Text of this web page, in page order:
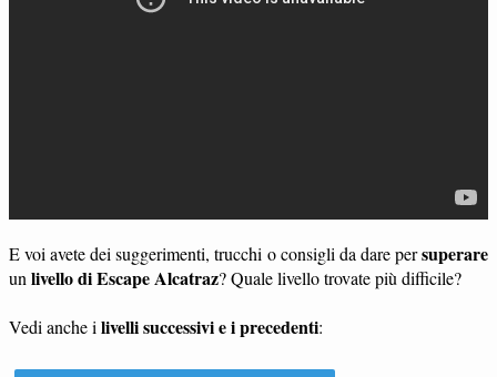
E voi avete dei suggerimenti, trucchi o consigli da dare persuperare
un livello di Escape Alcatraz? Quale livello trovate più difficile?
Vedi anche i livelli successivi e i precedenti: